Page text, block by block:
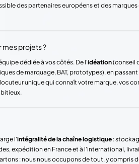
des partenaires européens et des
projets ?
dédiée à vos côtés. De l'idéation(conseil
de marquage, BAT, prototypes), en passant
unique qui connaît votre marque, vos
l'intégralité de la chaîne logistique :
expédition en France et à l'international,
: nous nous occupons de tout, y compris